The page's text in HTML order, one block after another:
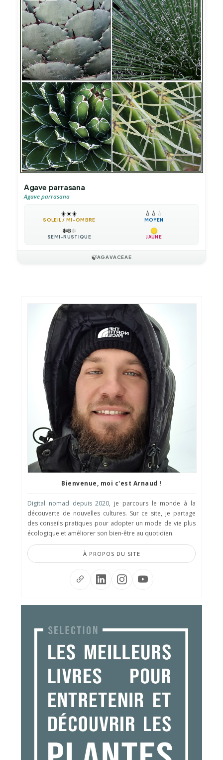
Agave parrasana
Agave parrasana
☀️☀️☀️
SOLEIL / MI-OMBRE
💧 💧 💧
MOYEN
❄️❄️❄️
SEMI-RUSTIQUE JAUNE
🍃AGAVACEAE
Bienvenue, moi c'est Arnaud !
Digital nomad depuis 2020, je parcours le monde à la
découverte de nouvelles cultures. Sur ce site, je partage
des conseils pratiques pour adopter un mode de vie plus
écologique et améliorer son bien-être au quotidien.
À PROPOS DU SITE